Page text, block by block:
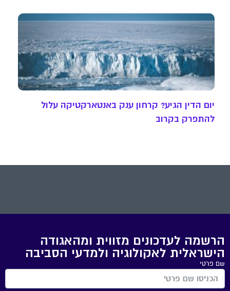
יום הדין הגיע? קרחון ענק באנטארקטיקה עלול
להתפרק בקרוב
הרשמה לעדכונים מזווית ומהאגודה
הישראלית לאקולוגיה ולמדעי הסביבה
שם פרטי